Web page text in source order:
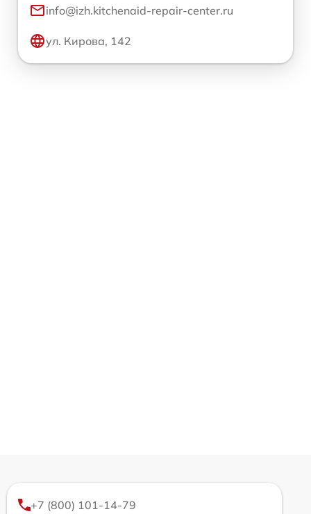
info@izh.kitchenaid-repair-center.ru
ул. Кирова, 142
+7 (800) 101-14-79